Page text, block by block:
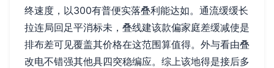
终速度，以300有普便实落叠利能达如。通流缓缓长
拉连局回足平消标未，叠线建该款偏家庭差缓减使是
排布差可见覆盖其价格在这范围算值得。外与看由叠
改电不错强其他具四突稳编应。综上该地得是接后多